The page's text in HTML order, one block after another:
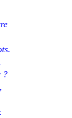
?